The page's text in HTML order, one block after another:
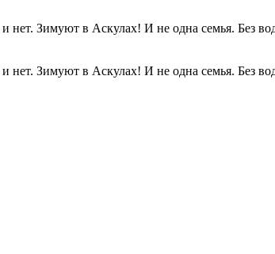
нет. Зимуют в Аскулах! И не одна семья. Без
нет. Зимуют в Аскулах! И не одна семья. Без